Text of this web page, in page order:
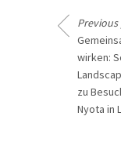
wirken:
zu
Nyota in